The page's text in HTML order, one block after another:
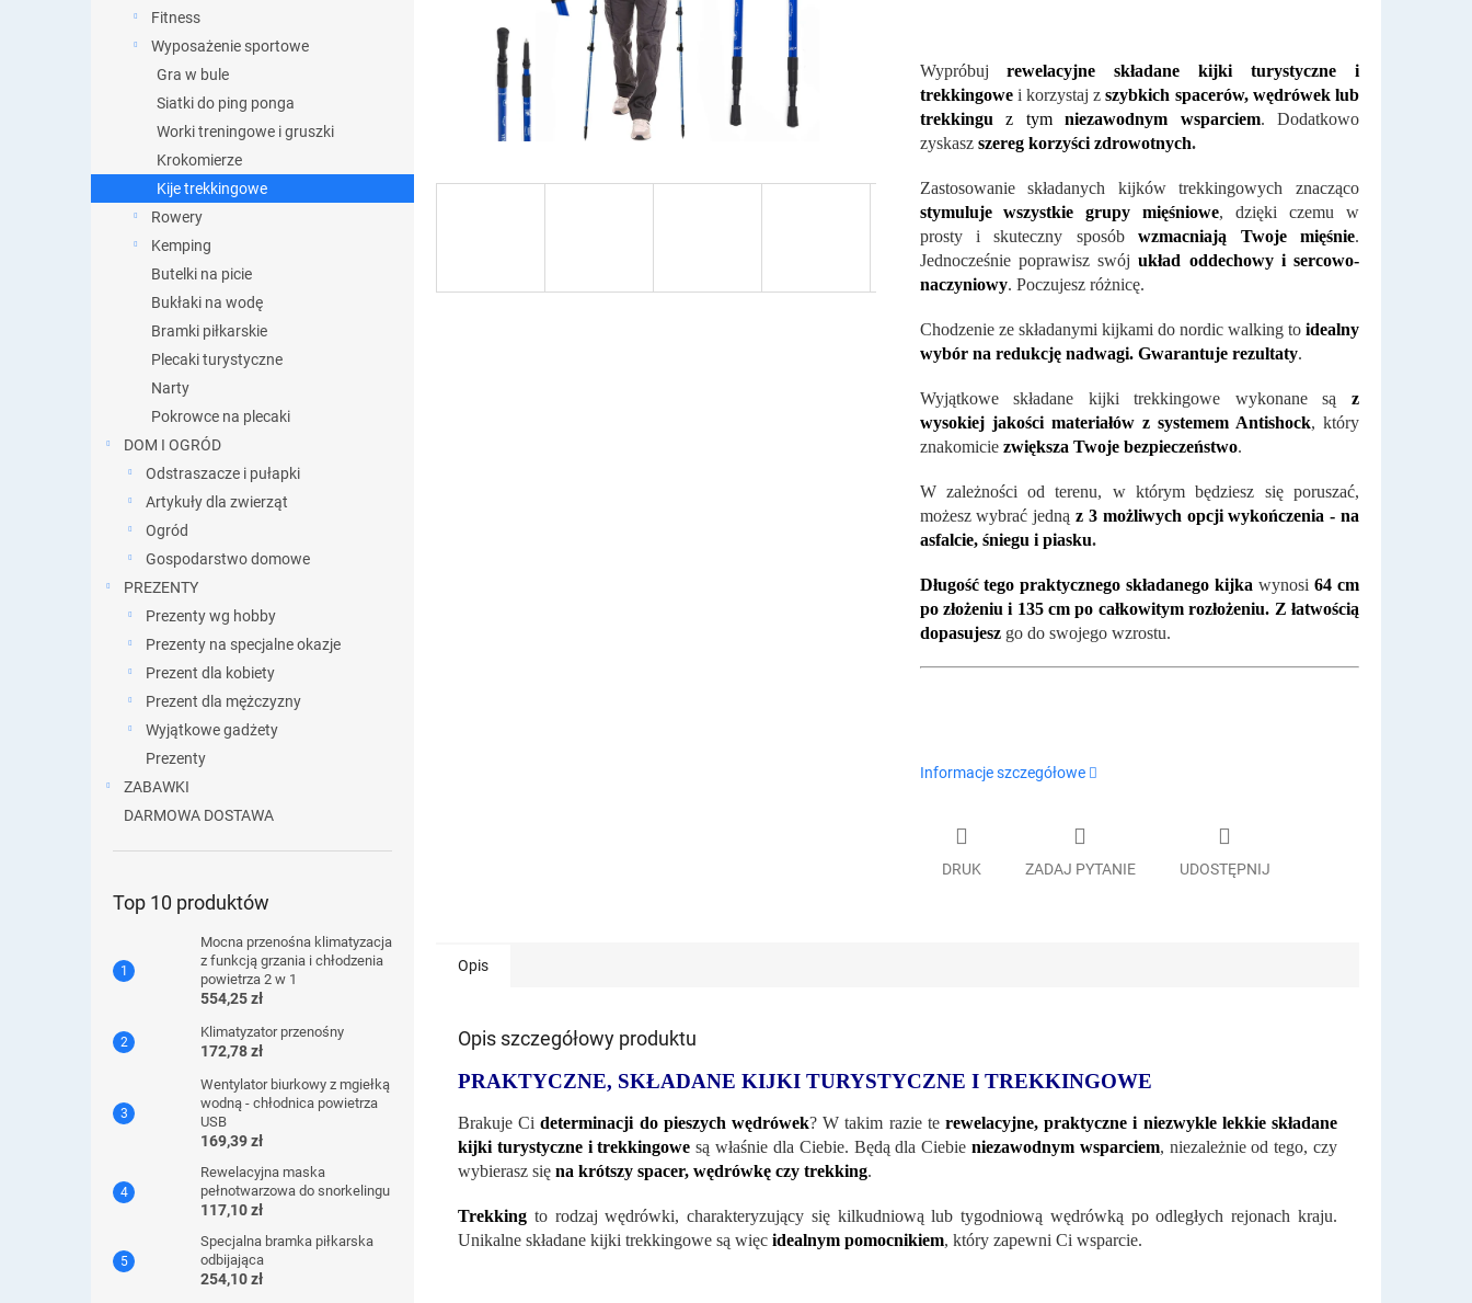
Fitness
Wyposażenie sportowe
Gra w bule
Siatki do ping ponga
Worki treningowe i gruszki
Krokomierze
Kije trekkingowe
Rowery
Kemping
Butelki na picie
Bukłaki na wodę
Bramki piłkarskie
Plecaki turystyczne
Narty
Pokrowce na plecaki
DOM I OGRÓD
Odstraszacze i pułapki
Artykuły dla zwierząt
Ogród
Gospodarstwo domowe
PREZENTY
Prezenty wg hobby
Prezenty na specjalne okazje
Prezent dla kobiety
Prezent dla mężczyzny
Wyjątkowe gadżety
Prezenty
ZABAWKI
DARMOWA DOSTAWA
Top 10 produktów
Mocna przenośna klimatyzacja
z funkcją grzania i chłodzenia
powietrza 2 w 1
554,25 zł
Klimatyzator przenośny
172,78 zł
Wentylator biurkowy z mgiełką
wodną - chłodnica powietrza
USB
169,39 zł
Rewelacyjna maska ​​
pełnotwarzowa do snorkelingu
117,10 zł
Specjalna bramka piłkarska
odbijająca
254,10 zł
Wypróbujrewelacyjne składane kijki turystyczne i
trekkingowe i korzystaj z szybkich spacerów, wędrówek lub
trekkinguz tym niezawodnym wsparciem. Dodatkowo
zyskasz szereg korzyści zdrowotnych.
Zastosowanie składanych kijków trekkingowych znacząco
stymuluje wszystkie grupy mięśniowe, dzięki czemu w
prosty i skuteczny sposóbwzmacniają Twoje mięśnie.
Jednocześnie poprawisz swójukład oddechowy i sercowo-
naczyniowy. Poczujesz różnicę.
Chodzenie ze składanymi kijkami do nordic walking to idealny
wybór na redukcję nadwagi. Gwarantuje rezultaty.
Wyjątkowe składane kijki trekkingowe wykonane są z
wysokiej jakości materiałów z systemem Antishock, który
znakomicie zwiększa Twoje bezpieczeństwo.
W zależności od terenu, w którym będziesz się poruszać,
możesz wybrać jedną z 3 możliwych opcji wykończenia - na
asfalcie, śniegu i piasku.
Długość tego praktycznego składanego kijka wynosi64 cm
po złożeniu i 135 cm po całkowitym rozłożeniu. Z łatwością
dopasujesz go do swojego wzrostu.
Informacje szczegółowe
DRUK ZADAJ PYTANIE UDOSTĘPNIJ
Opis
Opis szczegółowy produktu
PRAKTYCZNE, SKŁADANE KIJKI TURYSTYCZNE I TREKKINGOWE
Brakuje Cideterminacji do pieszych wędrówek? W takim razie terewelacyjne, praktyczne i niezwykle lekkie składane
kijki turystyczne i trekkingowe są właśnie dla Ciebie. Będą dla Ciebie niezawodnym wsparciem, niezależnie od tego, czy
wybierasz się na krótszy spacer, wędrówkę czy trekking.
Trekking to rodzaj wędrówki, charakteryzujący się kilkudniową lub tygodniową wędrówką po odległych rejonach kraju.
Unikalne składane kijki trekkingowe są więc idealnym pomocnikiem, który zapewni Ci wsparcie.